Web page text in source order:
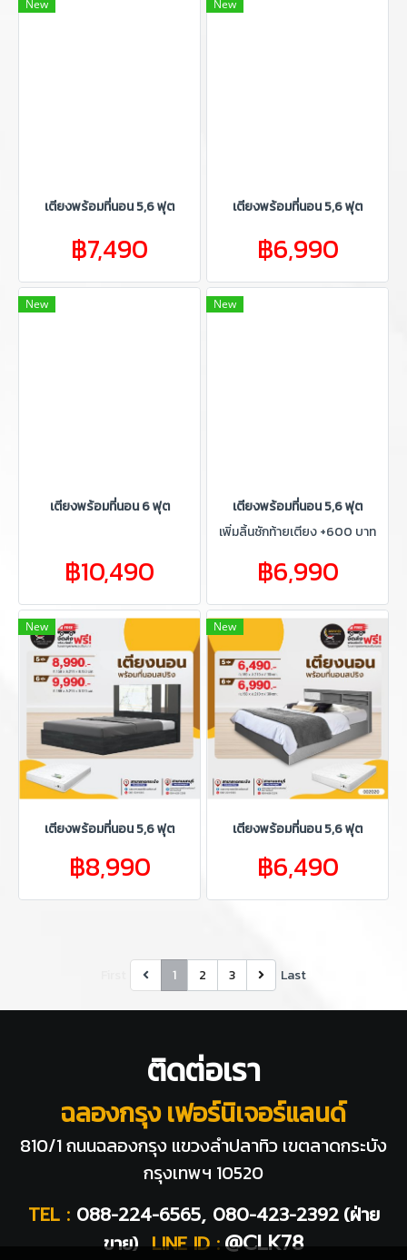
New
เตียงพร้อมที่นอน 5,6 ฟุต
฿7,490
New
เตียงพร้อมที่นอน 5,6 ฟุต
฿6,990
New
เตียงพร้อมที่นอน 6 ฟุต
฿10,490
New
เตียงพร้อมที่นอน 5,6 ฟุต
เพิ่มลิ้นชักท้ายเตียง +600 บาท
฿6,990
New
เตียงพร้อมที่นอน 5,6 ฟุต
฿8,990
New
เตียงพร้อมที่นอน 5,6 ฟุต
฿6,490
1 2 3 Last
ติดต่อเรา
ฉลองกรุง เฟอร์นิเจอร์แลนด์
810/1 ถนนฉลองกรุง แขวงลำปลาทิว เขตลาดกระบัง
กรุงเทพฯ 10520
TEL : 088-224-6565, 080-423-2392 (ฝ่าย
ขาย) LINE ID : @CLK78